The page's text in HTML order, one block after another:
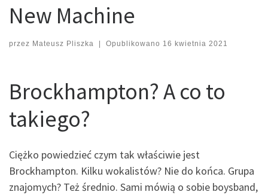
New Machine
przez Mateusz Pliszka Opublikowano 16 kwietnia 2021
Brockhampton? A co to
takiego?
Ciężko powiedzieć czym tak właściwie jest
Brockhampton. Kilku wokalistów? Nie do końca. Grupa
znajomych? Też średnio. Sami mówią o sobie boysband,